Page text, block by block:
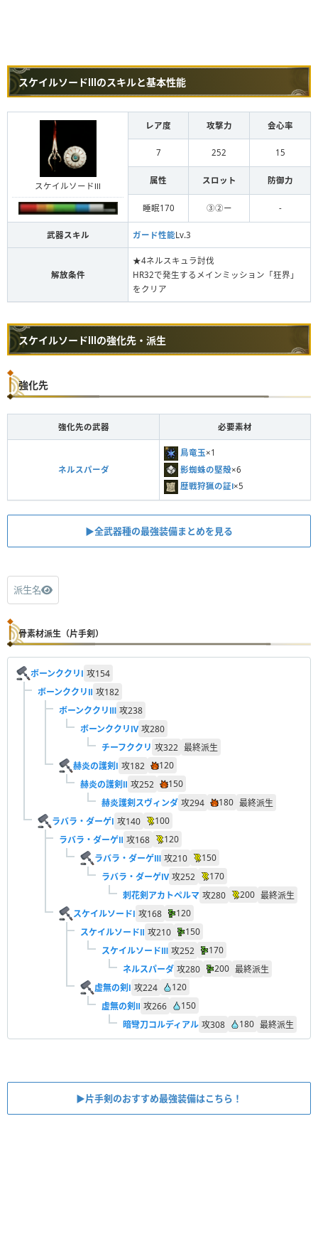
スケイルソードⅢのスキルと基本性能
スケイルソードⅢ
レア度 攻撃力 会心率
7 252 15
属性 スロット 防御力
睡眠170 ③②ー -
武器スキル ガード性能Lv.3
解放条件
★4ネルスキュラ討伐
HR32で発生するメインミッション「狂界」
をクリア
スケイルソードⅢの強化先・派生
強化先
強化先の武器 必要素材
ネルスパーダ
鳥竜玉×1
影蜘蛛の堅殻×6
歴戦狩猟の証Ⅰ×5
▶︎全武器種の最強装備まとめを見る
派生名
骨素材派生（片手剣）
ボーンククリⅠ 攻154
ボーンククリⅡ 攻182
ボーンククリⅢ 攻238
ボーンククリⅣ 攻280
チーフククリ 攻322 最終派生
赫炎の護剣Ⅰ 攻182
120
赫炎の護剣Ⅱ 攻252
150
赫炎護剣スヴィンダ 攻294 180 最終派生
ラバラ・ダーゲⅠ 攻140
100
ラバラ・ダーゲⅡ 攻168
120
ラバラ・ダーゲⅢ 攻210
150
ラバラ・ダーゲⅣ 攻252
170
刺花剣アカトペルマ 攻280 200 最終派生
スケイルソードⅠ 攻168
120
スケイルソードⅡ 攻210
150
スケイルソードⅢ 攻252
170
ネルスパーダ 攻280 200 最終派生
虚無の剣Ⅰ 攻224
120
虚無の剣Ⅱ 攻266
150
暗彎刀コルディアル 攻308 180 最終派生
▶︎片手剣のおすすめ最強装備はこちら！